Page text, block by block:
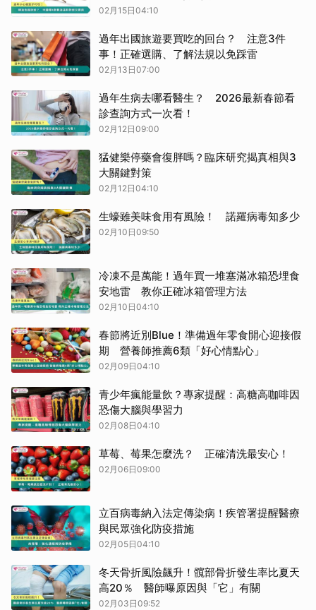
02月15日04:10
過年出國旅遊要買吃的回台？ 注意3件
事！正確選購、了解法規以免踩雷
02月13日07:00
過年生病去哪看醫生？ 2026最新春節看
診查詢方式一次看！
02月12日09:00
猛健樂停藥會復胖嗎？臨床研究揭真相與3
大關鍵對策
02月12日04:10
生蠔雖美味食用有風險！ 諾羅病毒知多少
02月10日09:50
冷凍不是萬能！過年買一堆塞滿冰箱恐埋食
安地雷 教你正確冰箱管理方法
02月10日04:10
春節將近別Blue！準備過年零食開心迎接假
期 營養師推薦6類「好心情點心」
02月09日04:10
青少年瘋能量飲？專家提醒：高糖高咖啡因
恐傷大腦與學習力
02月08日04:10
草莓、莓果怎麼洗？ 正確清洗最安心！
02月06日09:00
立百病毒納入法定傳染病！疾管署提醒醫療
與民眾強化防疫措施
02月05日04:10
冬天骨折風險飆升！髖部骨折發生率比夏天
高20％ 醫師曝原因與「它」有關
02月03日09:52